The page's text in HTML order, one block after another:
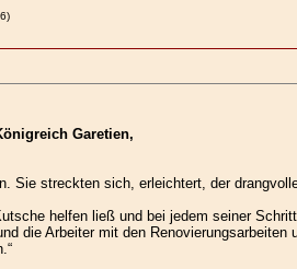
Garetien,
Sie streckten sich, erleichtert, der
helfen ließ und bei jedem seiner
die Arbeiter mit den Renovierungsarbeiten